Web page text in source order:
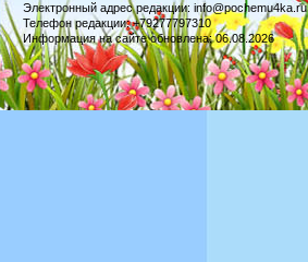
Электронный адрес редакции: info@pochemu4ka.ru
Телефон редакции: +79277797310
Информация на сайте обновлена: 06.08.2026